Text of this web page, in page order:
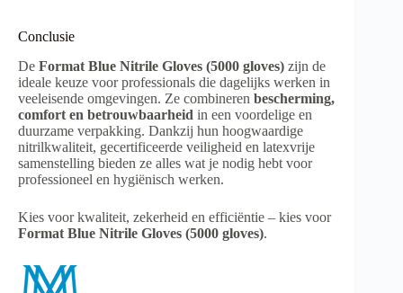
Conclusie
De Format Blue Nitrile Gloves (5000 gloves) zijn de
ideale keuze voor professionals die dagelijks werken in
veeleisende omgevingen. Ze combineren bescherming,
comfort en betrouwbaarheid in een voordelige en
duurzame verpakking. Dankzij hun hoogwaardige
nitrilkwaliteit, gecertificeerde veiligheid en latexvrije
samenstelling bieden ze alles wat je nodig hebt voor
professioneel en hygiënisch werken.
Kies voor kwaliteit, zekerheid en efficiëntie – kies voor
Format Blue Nitrile Gloves (5000 gloves).